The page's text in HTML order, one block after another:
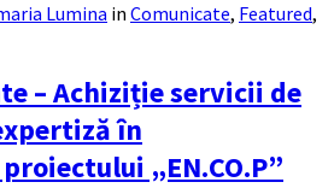
Lumina in Comunicate, Featured,
– Achiziție servicii de
în
„EN.CO.P”